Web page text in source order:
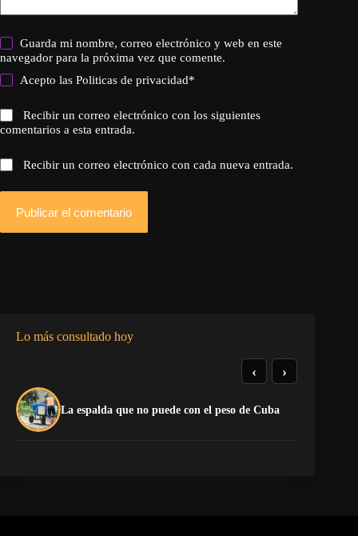
Guarda mi nombre, correo electrónico y web en este
navegador para la próxima vez que comente.
Acepto lasPoliticas de privacidad*
Recibir un correo electrónico con los siguientes
comentarios a esta entrada.
Recibir un correo electrónico con cada nueva entrada.
Publicar el comentario
Lo más consultado hoy
La espalda que no puede con el peso de Cuba
‹ ›